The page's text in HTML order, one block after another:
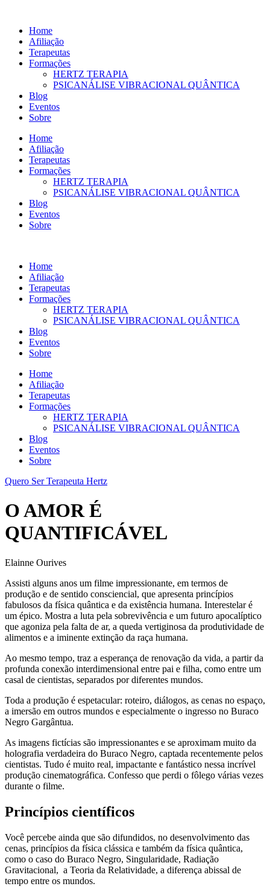
conteúdo
Home
Afiliação
Terapeutas
Formações
HERTZ TERAPIA
PSICANÁLISE VIBRACIONAL QUÂNTICA
Blog
Eventos
Sobre
Home
Afiliação
Terapeutas
Formações
HERTZ TERAPIA
PSICANÁLISE VIBRACIONAL QUÂNTICA
Blog
Eventos
Sobre
Home
Afiliação
Terapeutas
Formações
HERTZ TERAPIA
PSICANÁLISE VIBRACIONAL QUÂNTICA
Blog
Eventos
Sobre
Home
Afiliação
Terapeutas
Formações
HERTZ TERAPIA
PSICANÁLISE VIBRACIONAL QUÂNTICA
Blog
Eventos
Sobre
Quero Ser Terapeuta Hertz
O AMOR É
QUANTIFICÁVEL
Elainne Ourives
Assisti alguns anos um filme impressionante, em termos de
produção e de sentido consciencial, que apresenta princípios
fabulosos da física quântica e da existência humana. Interestelar é
um épico. Mostra a luta pela sobrevivência e um futuro apocalíptico
que agoniza pela falta de ar, a queda vertiginosa da produtividade de
alimentos e a iminente extinção da raça humana.
Ao mesmo tempo, traz a esperança de renovação da vida, a partir da
profunda conexão interdimensional entre pai e filha, como entre um
casal de cientistas, separados por diferentes mundos.
Toda a produção é espetacular: roteiro, diálogos, as cenas no espaço,
a imersão em outros mundos e especialmente o ingresso no Buraco
Negro Gargântua.
As imagens fictícias são impressionantes e se aproximam muito da
holografia verdadeira do Buraco Negro, captada recentemente pelos
cientistas. Tudo é muito real, impactante e fantástico nessa incrível
produção cinematográfica. Confesso que perdi o fôlego várias vezes
durante o filme.
Princípios científicos
Você percebe ainda que são difundidos, no desenvolvimento das
cenas, princípios da física clássica e também da física quântica,
como o caso do Buraco Negro, Singularidade, Radiação
Gravitacional, a Teoria da Relatividade, a diferença abissal de
tempo entre os mundos.